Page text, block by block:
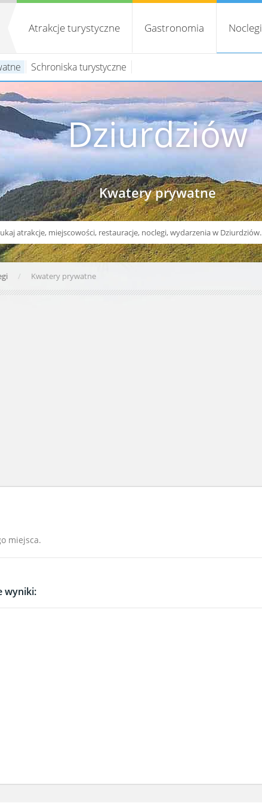
Atrakcje turystyczne Gastronomia Noclegi
Schroniska turystyczne
Dziurdziów
Kwatery prywatne
Kwatery prywatne
miejsca.
wyniki: